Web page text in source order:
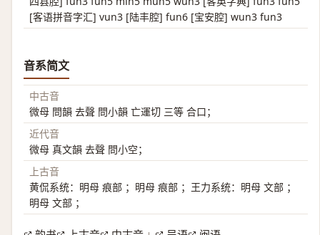
[客语拼音字汇] vun3 [陆丰腔] fun6 [宝安腔] wun3 fun3
音系简文
中古音
微母 問韻 去聲 問小韻 亡運切 三等 合口；
近代音
微母 真文韻 去聲 問小空；
上古音
黄侃系统：明母 痕部 ；明母 痕部 ；王力系统：明母 文部 ；
明母 文部 ；